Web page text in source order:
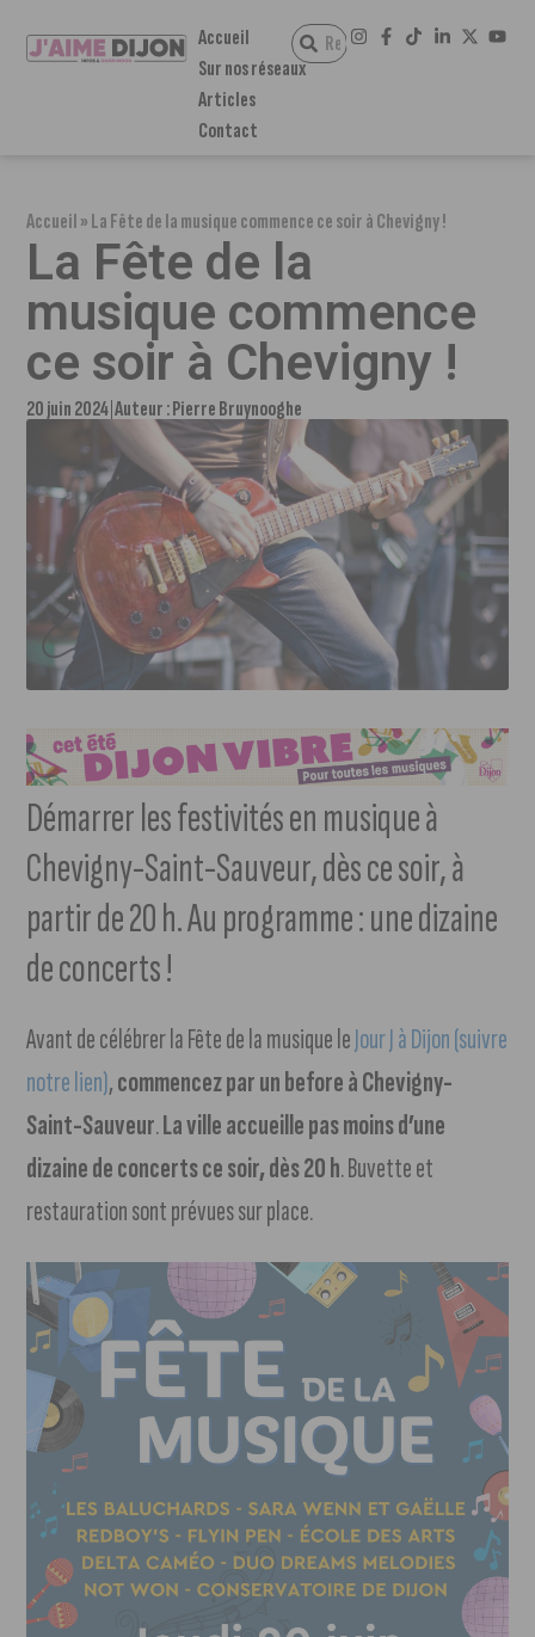
Accueil
Sur nos réseaux
Articles
Contact
Accueil»La Fête de la musique commence ce soir à Chevigny !
La Fête de la
musique commence
ce soir à Chevigny !
20 juin 2024 Auteur :Pierre Bruynooghe
Démarrer les festivités en musique à
Chevigny-Saint-Sauveur, dès ce soir, à
partir de 20 h. Au programme : une dizaine
de concerts !
Avant de célébrer la Fête de la musique leJour J à Dijon (suivre
notre lien),commencez par un before à Chevigny-
Saint-Sauveur.La ville accueille pas moins d’une
dizaine de concerts ce soir, dès 20 h. Buvette et
restauration sont prévues sur place.